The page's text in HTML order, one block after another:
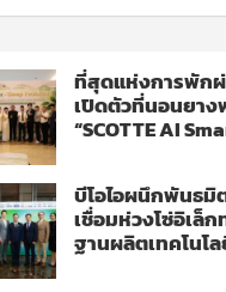
ที่สุดแห่งการพัก
เปิดตัวที่นอนยาง
“SCOTTE AI
บีโอไอผนึกพันธมิ
เชื่อมห่วงโซ่อิเล็
ฐานผลิตเทคโนโ